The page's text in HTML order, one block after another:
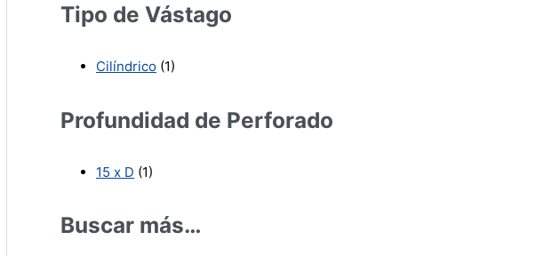
Tipo de Vástago
Cilíndrico (1)
Profundidad de Perforado
15 x D (1)
Buscar más…